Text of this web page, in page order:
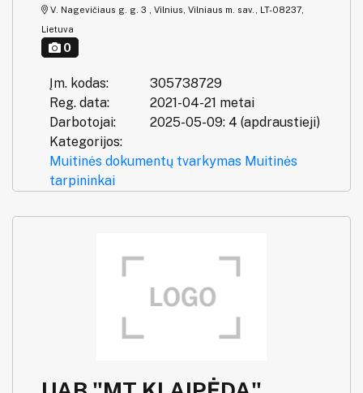
V. Nagevičiaus g. g. 3 , Vilnius, Vilniaus m. sav., LT-08237,
Lietuva
0
Įm. kodas:
305738729
Reg. data:
2021-04-21 metai
Darbotojai:
2025-05-09: 4 (apdraustieji)
Kategorijos:
Muitinės dokumentų tvarkymas Muitinės
tarpininkai